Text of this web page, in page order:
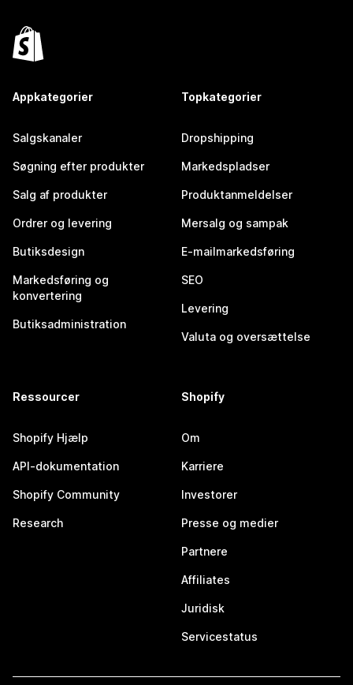
Appkategorier
Salgskanaler
Søgning efter produkter
Salg af produkter
Ordrer og levering
Butiksdesign
Markedsføring og
konvertering
Butiksadministration
Topkategorier
Dropshipping
Markedspladser
Produktanmeldelser
Mersalg og sampak
E-mailmarkedsføring
SEO
Levering
Valuta og oversættelse
Ressourcer
Shopify Hjælp
API-dokumentation
Shopify Community
Research
Shopify
Om
Karriere
Investorer
Presse og medier
Partnere
Affiliates
Juridisk
Servicestatus